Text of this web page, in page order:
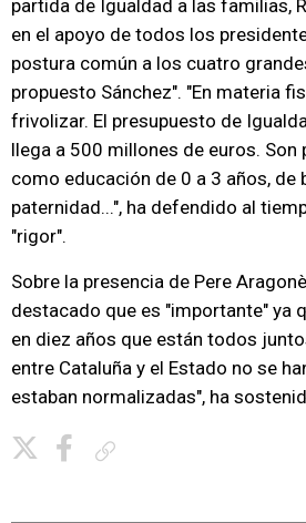
partida de Igualdad a las familias,
en el apoyo de todos los
postura común a los cuatro
propuesto Sánchez". "En materia
frivolizar. El presupuesto de
llega a 500 millones de euros.
como educación de 0 a 3 años, de
paternidad...", ha defendido al
"rigor".
Sobre la presencia de Pere
destacado que es "importante" ya
en diez años que están todos
entre Cataluña y el Estado no se
estaban normalizadas", ha